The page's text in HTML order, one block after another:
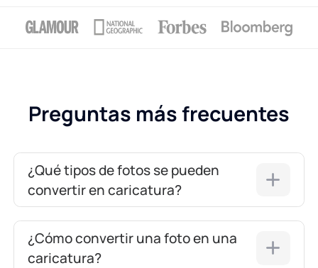
Preguntas más frecuentes
¿Qué tipos de fotos se pueden
convertir en caricatura?
¿Cómo convertir una foto en una
caricatura?